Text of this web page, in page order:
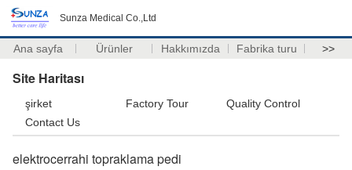
Sunza Medical Co.,Ltd
Ana sayfa Ürünler Hakkımızda Fabrika turu >>
Site Haritası
şirket Factory Tour
Quality Control
Contact Us
elektrocerrahi topraklama pedi